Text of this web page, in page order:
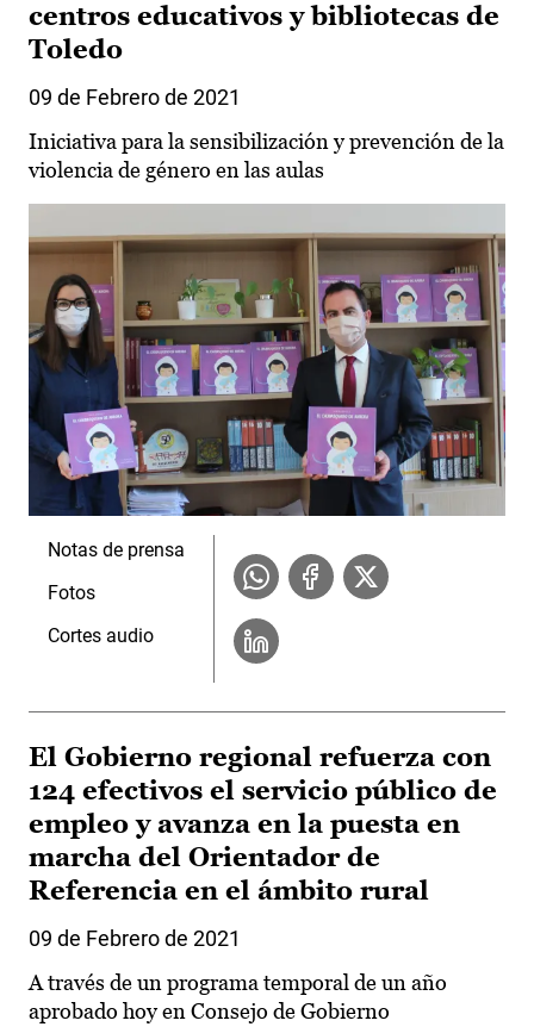
centros educativos y bibliotecas de
Toledo
09 de Febrero de 2021
Iniciativa para la sensibilización y prevención de la
violencia de género en las aulas
Notas de prensa
Fotos
Cortes audio
El Gobierno regional refuerza con
124 efectivos el servicio público de
empleo y avanza en la puesta en
marcha del Orientador de
Referencia en el ámbito rural
09 de Febrero de 2021
A través de un programa temporal de un año
aprobado hoy en Consejo de Gobierno